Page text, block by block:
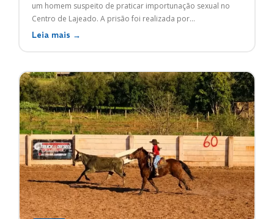
um homem suspeito de praticar importunação sexual no
Centro de Lajeado. A prisão foi realizada por...
Leia mais →